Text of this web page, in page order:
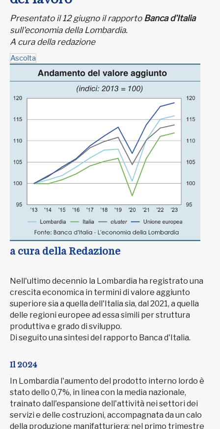
Presentato il 12 giugno il rapporto Banca d'Italia
sull'economia della Lombardia.
A cura della redazione
Ascolta
a cura della Redazione
Nell'ultimo decennio la Lombardia ha registrato una
crescita economica in termini di valore aggiunto
superiore sia a quella dell'Italia sia, dal 2021, a quella
delle regioni europee ad essa simili per struttura
produttiva e grado di sviluppo.
Di seguito una sintesi del rapporto Banca d'Italia.
Il 2024
In Lombardia l'aumento del prodotto interno lordo è
stato dello 0,7%, in linea con la media nazionale,
trainato dall'espansione dell'attività nei settori dei
servizi e delle costruzioni, accompagnata da un calo
della produzione manifatturiera; nel primo trimestre